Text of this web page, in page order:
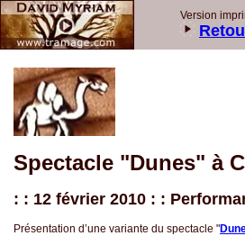
Spectacle "Dunes" à
: : 12 février 2010 : :
Présentation d’une variante du spectacle "
Version